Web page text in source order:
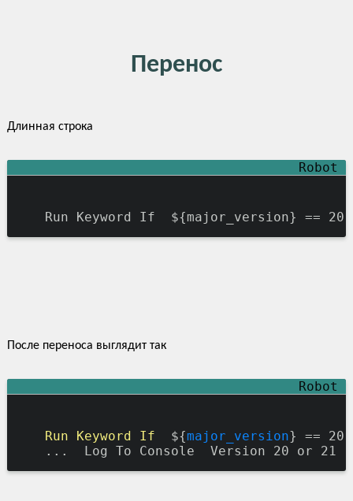
Перенос
Длинная строка
После переноса выглядит так
Run Keyword If
  ${
major_version} == 20